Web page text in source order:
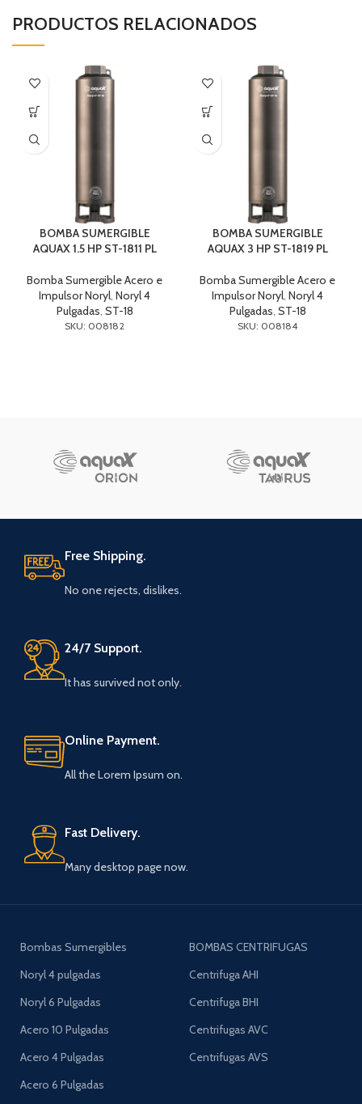
PRODUCTOS RELACIONADOS
BOMBA SUMERGIBLE
AQUAX 1.5 HP ST-1811 PL
Bomba Sumergible Acero e
Impulsor Noryl, Noryl 4
Pulgadas, ST-18
SKU: 008182
BOMBA SUMERGIBLE
AQUAX 3 HP ST-1819 PL
Bomba Sumergible Acero e
Impulsor Noryl, Noryl 4
Pulgadas, ST-18
SKU: 008184
Free Shipping.
No one rejects, dislikes.
24/7 Support.
It has survived not only.
Online Payment.
All the Lorem Ipsum on.
Fast Delivery.
Many desktop page now.
Bombas Sumergibles
Noryl 4 pulgadas
Noryl 6 Pulgadas
Acero 10 Pulgadas
Acero 4 Pulgadas
Acero 6 Pulgadas
BOMBAS CENTRIFUGAS
Centrifuga AHI
Centrifuga BHI
Centrifugas AVC
Centrifugas AVS